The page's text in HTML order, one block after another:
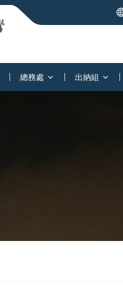
總務處 出納組